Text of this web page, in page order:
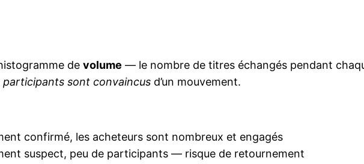
de volume — le nombre de titres échangés pendant
participants sont convaincus d’un mouvement.
confirmé, les acheteurs sont nombreux et engagés
suspect, peu de participants — risque de retournement